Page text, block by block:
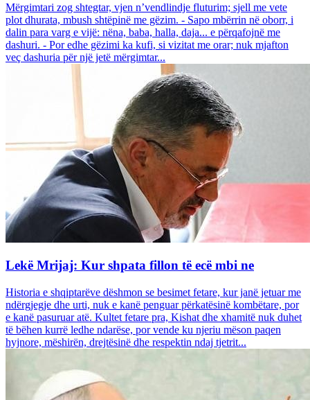
Mërgimtari zog shtegtar, vjen n’vendlindje fluturim; sjell me vete
plot dhurata, mbush shtëpinë me gëzim. - Sapo mbërrin në oborr, i
dalin para varg e vijë: nëna, baba, halla, daja... e përqafojnë me
dashuri. - Por edhe gëzimi ka kufi, si vizitat me orar; nuk mjafton
veç dashuria për një jetë mërgimtar...
Lekë Mrijaj: Kur shpata fillon të ecë mbi ne
Historia e shqiptarëve dëshmon se besimet fetare, kur janë jetuar me
ndërgjegje dhe urti, nuk e kanë penguar përkatësinë kombëtare, por
e kanë pasuruar atë. Kultet fetare pra, Kishat dhe xhamitë nuk duhet
të bëhen kurrë ledhe ndarëse, por vende ku njeriu mëson paqen
hyjnore, mëshirën, drejtësinë dhe respektin ndaj tjetrit...